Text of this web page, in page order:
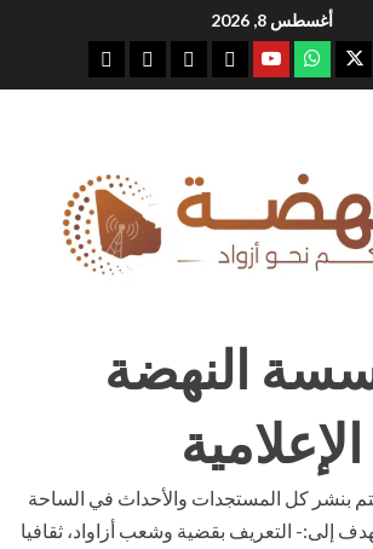
أغسطس 8, 2026
x
whatsap
youtube
النهضة
الإعلامية
بنشر كل المستجدات والأحداث في الساحة
إلى:- التعريف بقضية وشعب أزاواد، ثقافيا